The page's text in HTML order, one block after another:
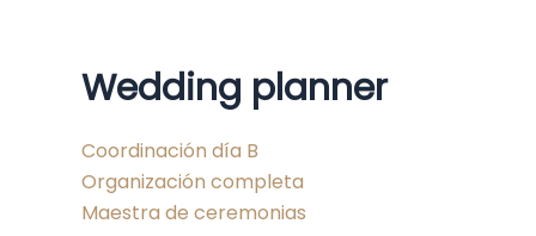
Wedding planner
Coordinación día B
Organización completa
Maestra de ceremonias